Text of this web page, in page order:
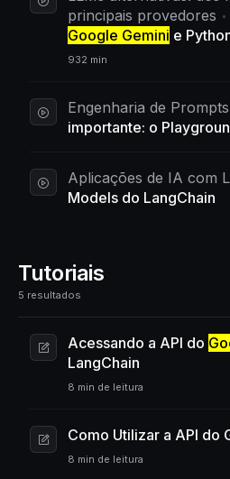
principais provedores
Google Gemini e
932 min
Engenharia de Prompts
importante: o
Aplicações de IA com
Models do LangChain
Tutoriais
5 resultados
Acessando a API do
LangChain
8 min de leitura
Como Utilizar a API do
8 min de leitura